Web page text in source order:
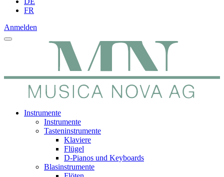
FR
Anmelden
Instrumente
Instrumente
Tasteninstrumente
Klaviere
Flügel
D-Pianos und Keyboards
Blasinstrumente